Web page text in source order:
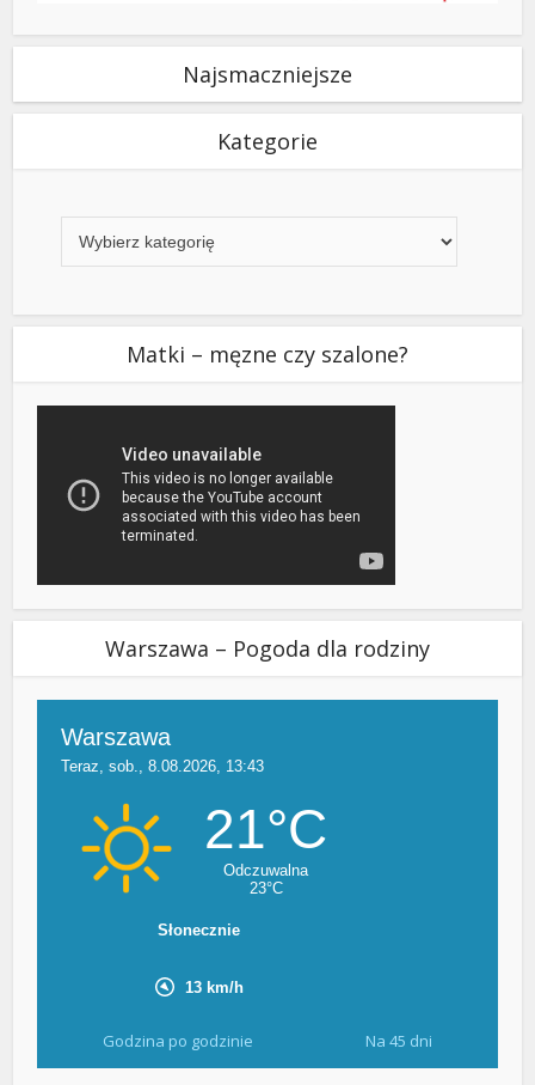
Najsmaczniejsze
Kategorie
Matki – męzne czy szalone?
Warszawa – Pogoda dla rodziny
Godzina po godzinie Na 45 dni